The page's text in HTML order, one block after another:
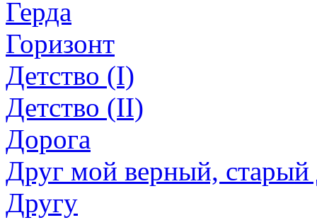
Герда
Горизонт
Детство (I)
Детство (II)
Дорога
Друг мой верный, старый
Другу